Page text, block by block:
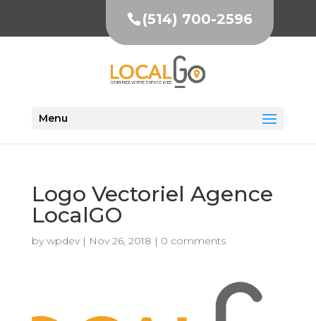
(514) 700-2596
Menu
Logo Vectoriel Agence
LocalGO
by wpdev| Nov 26, 2018 | 0 comments